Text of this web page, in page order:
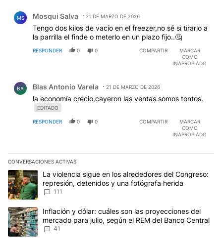
MS Mosqui Salva 21 DE MARZO DE 2026
Tengo dos kilos de vacío en el freezer,no sé si tirarlo a
la parrilla el finde o meterlo en un plazo fijo..🤔
RESPONDER 0 0 COMPARTIR
MARCAR
COMO
INAPROPIADO
BA Blas Antonio Varela 21 DE MARZO DE 2026
la economía crecio,cayeron las ventas.somos tontos.
EDITADO
RESPONDER 0 0 COMPARTIR
MARCAR
COMO
INAPROPIADO
CONVERSACIONES ACTIVAS
Este listado muestra los artículos con más comentarios en los
Un artículo de tendencia con el título "La violencia sigue en los
La violencia sigue en los alrededores del Congreso:
represión, detenidos y una fotógrafa herida
111
Un artículo de tendencia con el título "Inflación y dólar: cuáles
Inflación y dólar: cuáles son las proyecciones del
mercado para julio, según el REM del Banco Central
41